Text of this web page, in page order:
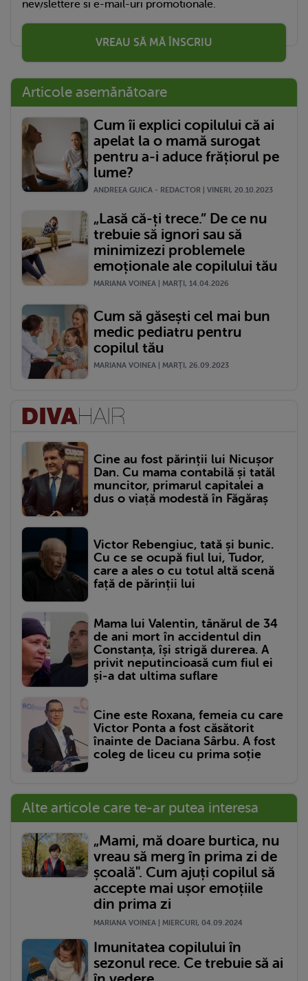
newslettere si e-mail-uri promotionale.
VREAU SĂ MĂ ÎNSCRIU
Articole asemănătoare
Cum îi explici copilului că ai
apelat la o mamă surogat
pentru a-i aduce frățiorul pe
lume?
ANDREEA GUICA - REDACTOR | VINERI, 20.10.2023
„Lasă că-ți trece.” De ce nu
trebuie să ignori sau să
minimizezi problemele
emoționale ale copilului tău
MARIANA VOINEA | MARŢI, 14.04.2026
Cum să găsești cel mai bun
medic pediatru pentru
copilul tău
MARIANA VOINEA | MARŢI, 26.09.2023
Cine au fost părinții lui Nicușor
Dan. Cu mama contabilă și tatăl
muncitor, primarul capitalei a
dus o viață modestă în Făgăraș
Victor Rebengiuc, tată și bunic.
Cu ce se ocupă fiul lui, Tudor,
care a ales o cu totul altă scenă
față de părinții lui
Mama lui Valentin, tânărul de 34
de ani mort în accidentul din
Constanța, își strigă durerea. A
privit neputincioasă cum fiul ei
și-a dat ultima suflare
Cine este Roxana, femeia cu care
Victor Ponta a fost căsătorit
înainte de Daciana Sârbu. A fost
coleg de liceu cu prima soție
Alte articole care te-ar putea interesa
„Mami, mă doare burtica, nu
vreau să merg în prima zi de
școală". Cum ajuți copilul să
accepte mai ușor emoțiile
din prima zi
MARIANA VOINEA | MIERCURI, 04.09.2024
Imunitatea copilului în
sezonul rece. Ce trebuie să ai